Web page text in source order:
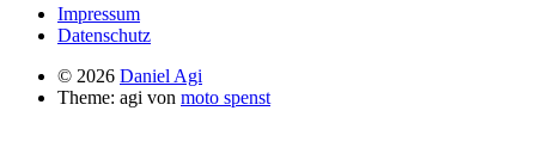
Impressum
Datenschutz
© 2026 Daniel Agi
Theme: agi von moto spenst